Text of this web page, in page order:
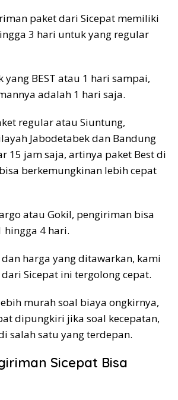
paket dari Sicepat memiliki
3 hari untuk yang regular
yang BEST atau 1 hari sampai,
adalah 1 hari saja.
regular atau Siuntung,
Jabodetabek dan Bandung
15 jam saja, artinya paket Best di
berkemungkinan lebih cepat
atau Gokil, pengiriman bisa
hingga 4 hari.
harga yang ditawarkan, kami
Sicepat ini tergolong cepat.
murah soal biaya ongkirnya,
dipungkiri jika soal kecepatan,
salah satu yang terdepan.
Sicepat Bisa